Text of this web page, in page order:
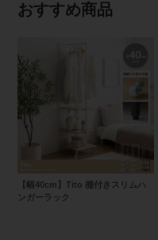
おすすめ商品
【幅40cm】Tito 棚付きスリムハ
ンガーラック